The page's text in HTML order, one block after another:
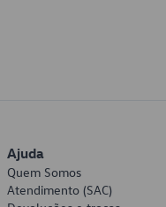
Ajuda
Quem Somos
Atendimento (SAC)